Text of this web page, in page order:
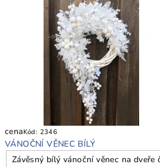
cenaKód: 2346
VÁNOČNÍ VĚNEC BÍLÝ
Závěsný bílý vánoční věnec na dveře